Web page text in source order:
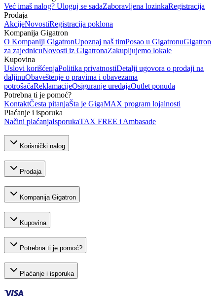
Već imaš nalog? Uloguj se sadaZaboravljena lozinkaRegistracija
Prodaja
AkcijeNovostiRegistracija poklona
Kompanija Gigatron
O Kompaniji GigatronUpoznaj naš timPosao u GigatronuGigatron
za zajednicuNovosti iz GigatronaZakupljujemo lokale
Kupovina
Uslovi korišćenjaPolitika privatnostiDetalji ugovora o prodaji na
daljinuObaveštenje o pravima i obavezama
potrošačaReklamacijeOsiguranje uređajaOutlet ponuda
Potrebna ti je pomoć?
KontaktČesta pitanjaŠta je GigaMAX program lojalnosti
Plaćanje i isporuka
Načini plaćanjaIsporukaTAX FREE i Ambasade
Korisnički nalog
Prodaja
Kompanija Gigatron
Kupovina
Potrebna ti je pomoć?
Plaćanje i isporuka